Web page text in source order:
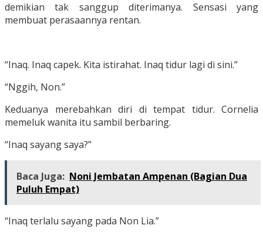
demikian tak sanggup diterimanya. Sensasi yang
membuat perasaannya rentan.
“Inaq. Inaq capek. Kita istirahat. Inaq tidur lagi di sini.”
“Nggih, Non.”
Keduanya merebahkan diri di tempat tidur. Cornelia
memeluk wanita itu sambil berbaring.
“Inaq sayang saya?”
Baca Juga: Noni Jembatan Ampenan (Bagian Dua
Puluh Empat)
“Inaq terlalu sayang pada Non Lia.”